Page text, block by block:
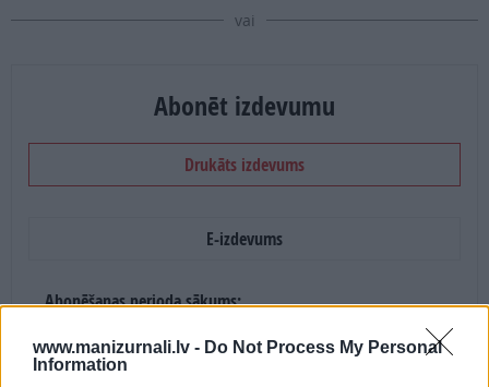
www.manizurnali.lv - Do Not Process My Personal
Information
vai
Abonēt izdevumu
Drukāts izdevums
E-izdevums
Abonēšanas perioda sākums:
2026. gada septembris